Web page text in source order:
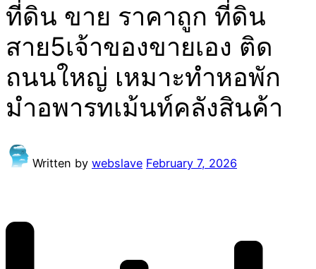
ที่ดิน ขาย ราคาถูก ที่ดิน
สาย5เจ้าของขายเอง ติด
ถนนใหญ่ เหมาะทำหอพัก
มำอพารทเม้นท์คลังสินค้า
Written by webslave February 7, 2026